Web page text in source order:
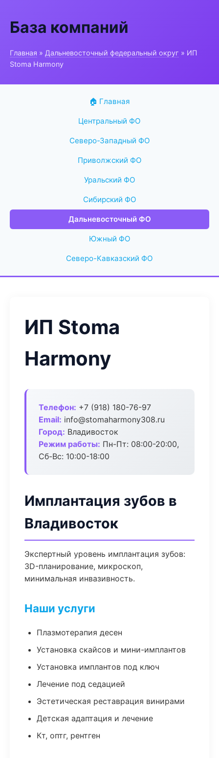
База компаний
Главная » Дальневосточный федеральный округ » ИП
Stoma Harmony
🏠 Главная
Центральный ФО
Северо-Западный ФО
Приволжский ФО
Уральский ФО
Сибирский ФО
Дальневосточный ФО
Южный ФО
Северо-Кавказский ФО
ИП Stoma
Harmony
Телефон: +7 (918) 180-76-97
Email: info@stomaharmony308.ru
Город: Владивосток
Режим работы: Пн-Пт: 08:00-20:00,
Сб-Вс: 10:00-18:00
Имплантация зубов в
Владивосток
Экспертный уровень имплантация зубов:
3D-планирование, микроскоп,
минимальная инвазивность.
Наши услуги
Плазмотерапия десен
Установка скайсов и мини-имплантов
Установка имплантов под ключ
Лечение под седацией
Эстетическая реставрация винирами
Детская адаптация и лечение
Кт, оптг, рентген